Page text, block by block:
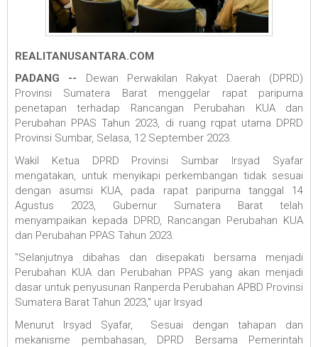
REALITANUSANTARA.COM
PADANG -- Dewan Perwakilan Rakyat Daerah (DPRD)
Provinsi Sumatera Barat menggelar rapat paripurna
penetapan terhadap Rancangan Perubahan KUA dan
Perubahan PPAS Tahun 2023, di ruang rqpat utama DPRD
Provinsi Sumbar, Selasa, 12 September 2023.
Wakil Ketua DPRD Provinsi Sumbar Irsyad Syafar
mengatakan, untuk menyikapi perkembangan tidak sesuai
dengan asumsi KUA, pada rapat paripurna tanggal 14
Agustus 2023, Gubernur Sumatera Barat telah
menyampaikan kepada DPRD, Rancangan Perubahan KUA
dan Perubahan PPAS Tahun 2023.
"Selanjutnya dibahas dan disepakati bersama menjadi
Perubahan KUA dan Perubahan PPAS yang akan menjadi
dasar untuk penyusunan Ranperda Perubahan APBD Provinsi
Sumatera Barat Tahun 2023," ujar Irsyad
Menurut Irsyad Syafar, Sesuai dengan tahapan dan
mekanisme pembahasan, DPRD Bersama Pemerintah